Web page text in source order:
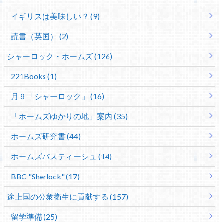
イギリスは美味しい？ (9)
読書（英国） (2)
シャーロック・ホームズ (126)
221Books (1)
月９「シャーロック」 (16)
「ホームズゆかりの地」案内 (35)
ホームズ研究書 (44)
ホームズパスティーシュ (14)
BBC "Sherlock" (17)
途上国の公衆衛生に貢献する (157)
留学準備 (25)